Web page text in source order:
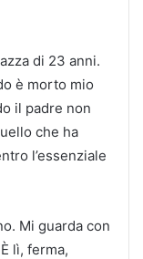
di 23 anni.
è morto mio
il padre non
che ha
l’essenziale
Mi guarda con
lì, ferma,